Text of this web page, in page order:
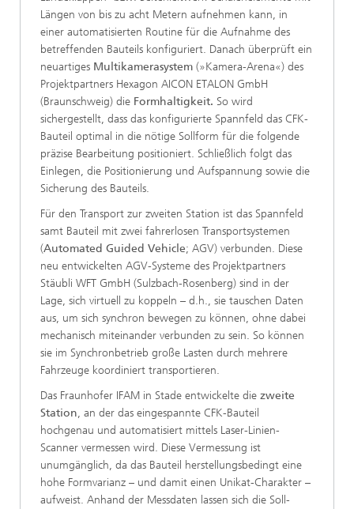
Längen von bis zu acht Metern aufnehmen kann, in
einer automatisierten Routine für die Aufnahme des
betreffenden Bauteils konfiguriert. Danach überprüft ein
neuartiges Multikamerasystem (»Kamera-Arena«) des
Projektpartners Hexagon AICON ETALON GmbH
(Braunschweig) die Formhaltigkeit. So wird
sichergestellt, dass das konfigurierte Spannfeld das CFK-
Bauteil optimal in die nötige Sollform für die folgende
präzise Bearbeitung positioniert. Schließlich folgt das
Einlegen, die Positionierung und Aufspannung sowie die
Sicherung des Bauteils.
Für den Transport zur zweiten Station ist das Spannfeld
samt Bauteil mit zwei fahrerlosen Transportsystemen
(Automated Guided Vehicle; AGV) verbunden. Diese
neu entwickelten AGV-Systeme des Projektpartners
Stäubli WFT GmbH (Sulzbach-Rosenberg) sind in der
Lage, sich virtuell zu koppeln – d.h., sie tauschen Daten
aus, um sich synchron bewegen zu können, ohne dabei
mechanisch miteinander verbunden zu sein. So können
sie im Synchronbetrieb große Lasten durch mehrere
Fahrzeuge koordiniert transportieren.
Das Fraunhofer IFAM in Stade entwickelte die zweite
Station, an der das eingespannte CFK-Bauteil
hochgenau und automatisiert mittels Laser-Linien-
Scanner vermessen wird. Diese Vermessung ist
unumgänglich, da das Bauteil herstellungsbedingt eine
hohe Formvarianz – und damit einen Unikat-Charakter –
aufweist. Anhand der Messdaten lassen sich die Soll-